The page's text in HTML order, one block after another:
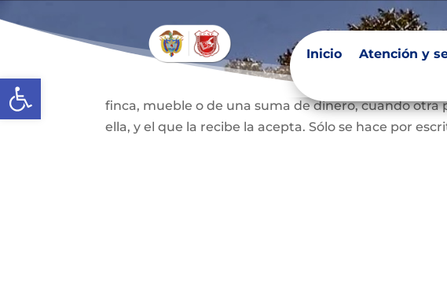
Abrir barra de herramientas
Inicio Atención y
Inicio Atención y
Donación
Es uno de los contratos cuyo fin es que una persona
finca, mueble o de una suma de dinero, cuando
ella, y el que la recibe la acepta. Sólo se hace por